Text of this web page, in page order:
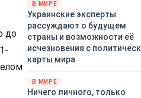
до
Тульской областей,
Московского региона,
Республики Крым, Республики
Татарстан, Краснодарского
края и над акваториями
В МИРЕ
Украинские эксперты
рассуждают о будущем
страны и возможности её
исчезновения с
карты мира
В МИРЕ
Ничего личного, только